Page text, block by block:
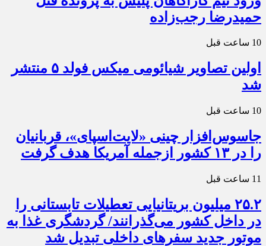
حمیدرضا رجب‌زاده
10 ساعت قبل
اولین تصاویر شیائومی میکس فولد ۵ منتشر
شد
10 ساعت قبل
جاسوس‌افزار چینی «لایت‌اسپای»، قربانیان
را در ۱۳ کشور ازجمله آمریکا هدف گرفت
11 ساعت قبل
۲۵.۲ میلیون بریتانیایی تعطیلات تابستانی را
در داخل کشور می‌گذرانند/ گردشگری غذا به
موتور جدید سفرهای داخلی تبدیل شد